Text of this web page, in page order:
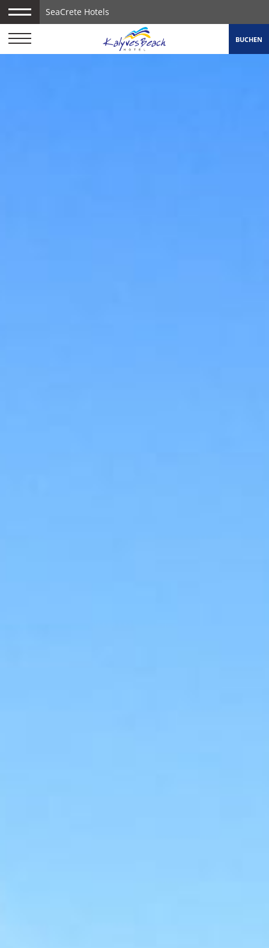
SeaCrete Hotels
BUCHEN